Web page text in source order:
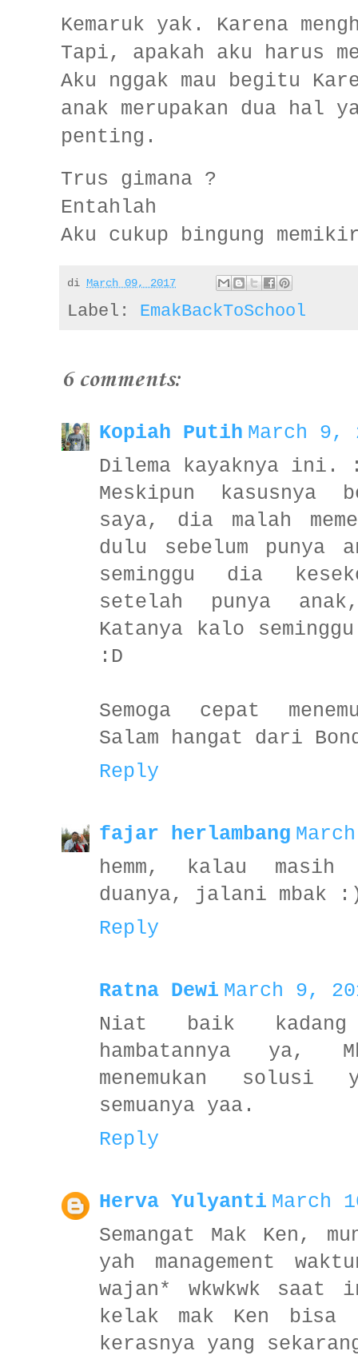
Kemaruk yak. Karena
Tapi, apakah aku harus
Aku nggak mau begitu
anak merupakan dua hal
penting.
Trus gimana ?
Entahlah
Aku cukup bingung
di March 09, 2017
Label: EmakBackToSchool
6 comments:
Kopiah Putih March 9,
Dilema kayaknya ini.
Meskipun kasusnya
saya, dia malah
dulu sebelum punya
seminggu dia
setelah punya
Katanya kalo
:D
Semoga cepat
Salam hangat dari
Reply
fajar herlambang
hemm, kalau
duanya, jalani mbak
Reply
Ratna Dewi March 9,
Niat baik
hambatannya ya,
menemukan
semuanya yaa.
Reply
Herva Yulyanti March
Semangat Mak Ken,
yah management
wajan* wkwkwk
kelak mak Ken
kerasnya yang